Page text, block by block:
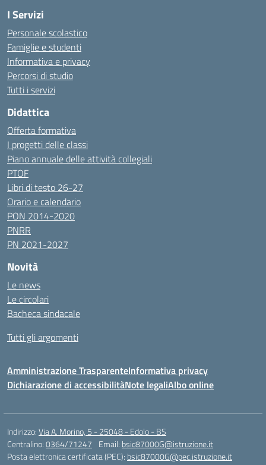
I Servizi
Personale scolastico
Famiglie e studenti
Informativa e privacy
Percorsi di studio
Tutti i servizi
Didattica
Offerta formativa
I progetti delle classi
Piano annuale delle attività collegiali
PTOF
Libri di testo 26-27
Orario e calendario
PON 2014-2020
PNRR
PN 2021-2027
Novità
Le news
Le circolari
Bacheca sindacale
Tutti gli argomenti
Amministrazione TrasparenteInformativa privacy
Dichiarazione di accessibilitàNote legaliAlbo online
Indirizzo:Via A. Morino, 5 - 25048 - Edolo - BS
Centralino:0364/71247 Email: bsic87000G@istruzione.it
Posta elettronica certificata (PEC): bsic87000G@pec.istruzione.it